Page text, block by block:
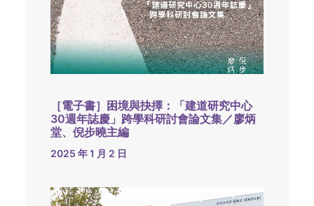
［電子書］困境與抉擇：「建道研究中心
30週年誌慶」跨學科研討會論文集／廖炳
堂、倪步曉主編
2025 年 1 月 2 日